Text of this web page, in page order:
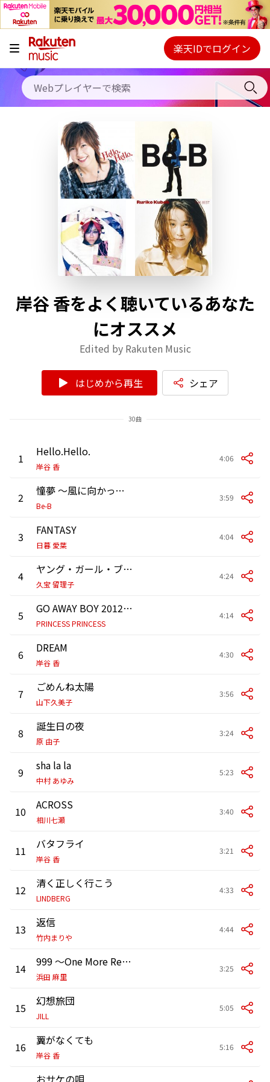
キャンペーン
料金プラン
使い方
初回30日間無料お試し
Webプレイヤー
ご契約内容の確認・変更
楽天IDでログイン
岸谷 香をよく聴いているあなた
にオススメ
Edited by Rakuten Music
はじめから再生 シェア
30曲
1 Hello.Hello.
岸谷 香
4:06
2 憧夢 ～風に向かって～
Be-B
3:59
3 FANTASY
日暮 愛葉
4:04
4 ヤング・ガール・ブルー
久宝 留理子
4:24
5 GO AWAY BOY 2012mix
PRINCESS PRINCESS
4:14
6 DREAM
岸谷 香
4:30
7 ごめんね太陽
山下久美子
3:56
8 誕生日の夜
原 由子
3:24
9 sha la la
中村 あゆみ
5:23
10 ACROSS
相川七瀬
3:40
11 バタフライ
岸谷 香
3:21
12 清く正しく行こう
LINDBERG
4:33
13 返信
竹内まりや
4:44
14 999 〜One More Reason〜
浜田 麻里
3:25
15 幻想旅団
JILL
5:05
16 翼がなくても
岸谷 香
5:16
おサケの唄